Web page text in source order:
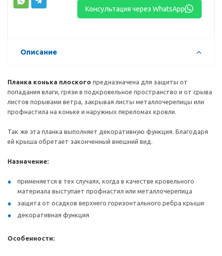
Консультация через WhatsApp
Описание
Планка конька плоского предназначена для защиты от
попадания влаги, грязи в подкровельное пространство и от срыва
листов порывами ветра, закрывая листы металлочерепицы или
профнастила на коньке и наружных переломах кровли.
Так же эта планка выполняет декоративную функция. Благодаря
ей крыша обретает законченный внешний вид.
Назначение:
применяется в тех случаях, когда в качестве кровельного
материала выступает профнастил или металлочерепица
защита от осадков верхнего горизонтального ребра крыши
декоративная функция
Особенности: